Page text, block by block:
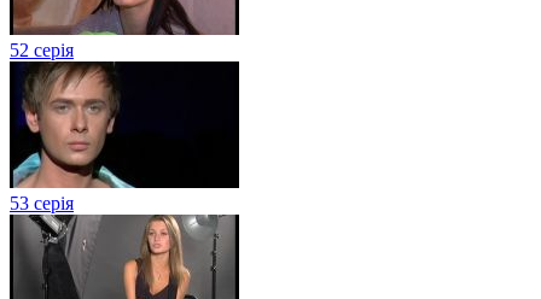
52 серія
53 серія